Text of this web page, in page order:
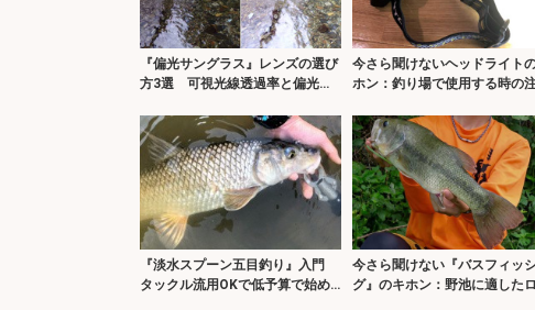
『偏光サングラス』レンズの選び
方3選 可視光線透過率と偏光度
今さら聞けないヘッドライト
ホン：釣り場で使用する時の
『淡水スプーン五目釣り』入門
タックル流用OKで低予算で始め
今さら聞けない『バスフィッ
グ』のキホン：野池に適した